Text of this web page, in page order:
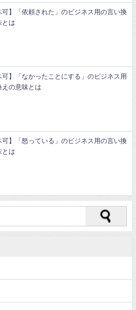
可】「依頼された」のビジネス用の言い換
とは
可】「なかったことにする」のビジネス用
えの意味とは
可】「怒っている」のビジネス用の言い換
とは